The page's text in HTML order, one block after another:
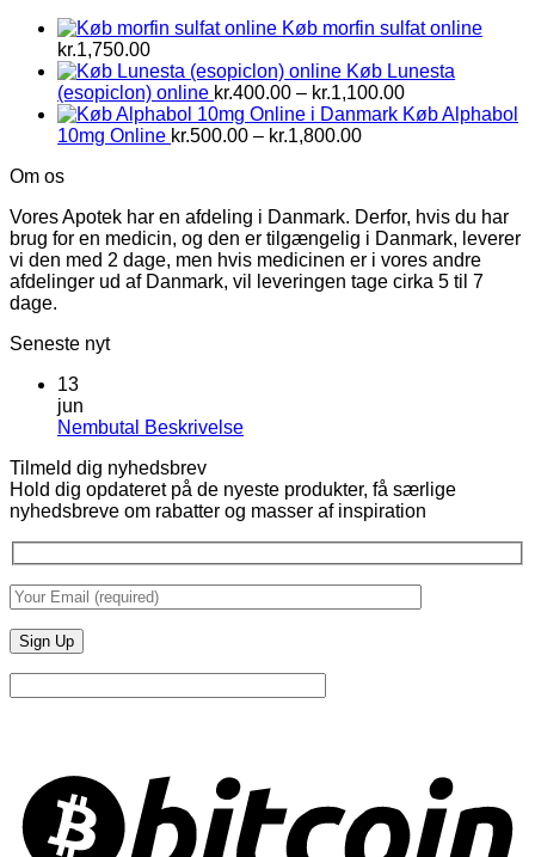
Køb morfin sulfat online
kr.1,750.00
Køb Lunesta
(esopiclon) online kr.400.00 – kr.1,100.00Prisinterval:
kr.400.00
Køb Alphabol
10mg Online kr.500.00 – kr.1,800.00Prisinterval:
Om os
Vores Apotek har en afdeling i Danmark. Derfor, hvis du har
brug for en medicin, og den er tilgængelig i Danmark, leverer
vi den med 2 dage, men hvis medicinen er i vores andre
afdelinger ud af Danmark, vil leveringen tage cirka 5 til 7
dage.
Seneste nyt
13
jun
Nembutal BeskrivelseIngen
Nembutal
Beskrivelse
Tilmeld dig nyhedsbrev
Hold dig opdateret på de nyeste produkter, få særlige
nyhedsbreve om rabatter og masser af inspiration